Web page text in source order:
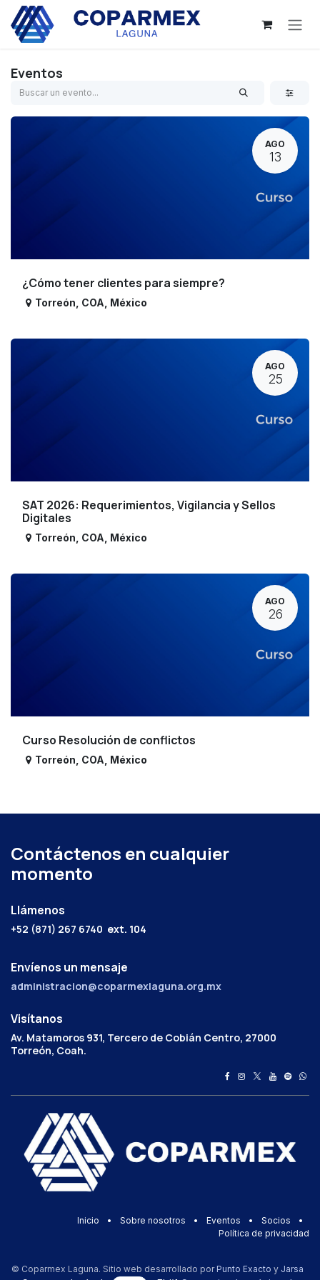
Ir al contenido
Eventos
AGO
13
¿Cómo tener clientes para siempre?
Torreón COA México
AGO
25
SAT 2026: Requerimientos, Vigilancia y Sellos
Digitales
Torreón COA México
AGO
26
Curso Resolución de conflictos
Torreón COA México
Contáctenos en cualquier
momento
Llámenos
+52 (871) 267 6740 ext. 104
Envíenos un mensaje
administracion@coparmexlaguna.org.mx
Visítanos
Av. Matamoros 931, Tercero de Cobián Centro, 27000
Torreón, Coah.
Inicio • Sobre nosotros • Eventos • Socios
•
Política de privacidad
© Coparmex Laguna. Sitio web desarrollado por Punto Exacto y Jarsa